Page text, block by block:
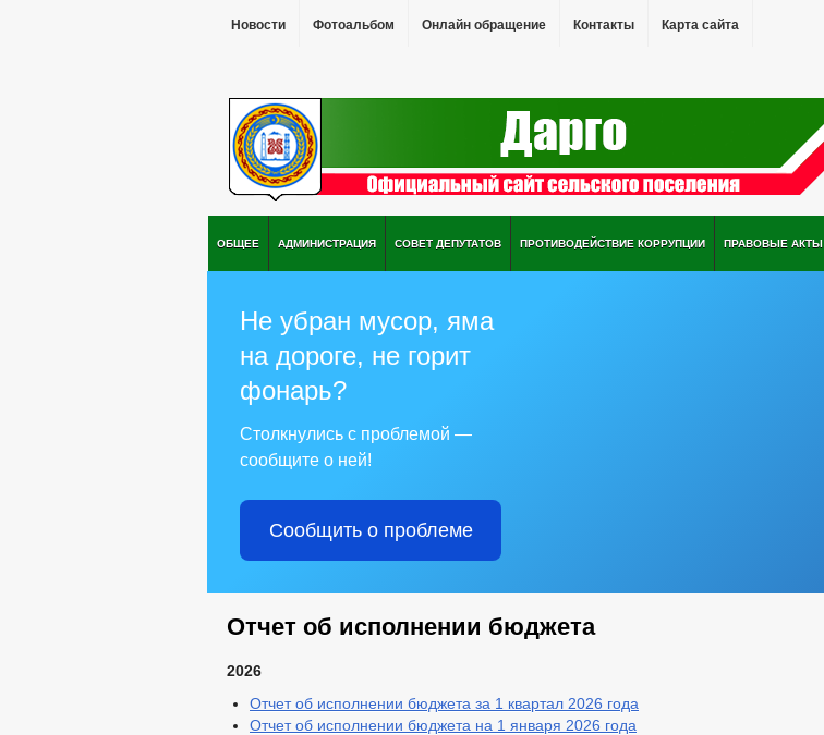
Новости Фотоальбом Онлайн обращение Контакты Карта сайта
ОБЩЕЕ АДМИНИСТРАЦИЯ СОВЕТ ДЕПУТАТОВ ПРОТИВОДЕЙСТВИЕ КОРРУПЦИИ ПРАВОВЫЕ АКТЫ
Не убран мусор, яма
на дороге, не горит
фонарь?
Столкнулись с проблемой —
сообщите о ней!
Сообщить о проблеме
Отчет об исполнении бюджета
2026
Отчет об исполнении бюджета за 1 квартал 2026 года
Отчет об исполнении бюджета на 1 января 2026 года